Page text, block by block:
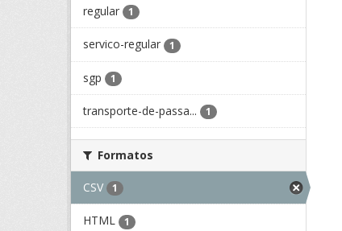
regular 1
servico-regular 1
sgp 1
transporte-de-passa... 1
Formatos
CSV 1
HTML 1